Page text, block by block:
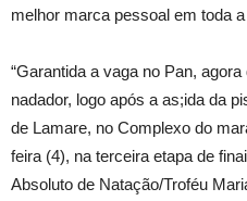
melhor marca pessoal em toda
“Garantida a vaga no Pan,
nadador, logo após a as;ida da
de Lamare, no Complexo do
feira (4), na terceira etapa de
Absoluto de Natação/Troféu